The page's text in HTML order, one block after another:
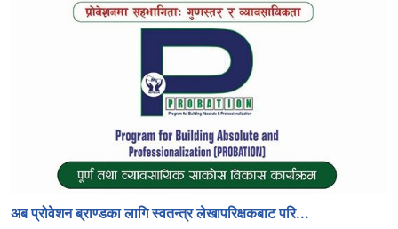
अब प्रोवेशन ब्राण्डका लागि स्वतन्त्र लेखापरिक्षकबाट परि...